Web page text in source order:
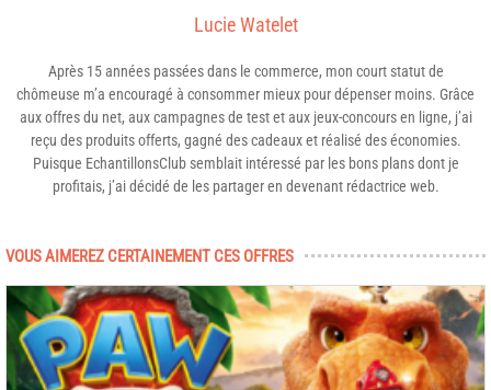
Lucie Watelet
Après 15 années passées dans le commerce, mon court statut de
chômeuse m’a encouragé à consommer mieux pour dépenser moins. Grâce
aux offres du net, aux campagnes de test et aux jeux-concours en ligne, j’ai
reçu des produits offerts, gagné des cadeaux et réalisé des économies.
Puisque EchantillonsClub semblait intéressé par les bons plans dont je
profitais, j’ai décidé de les partager en devenant rédactrice web.
VOUS AIMEREZ CERTAINEMENT CES OFFRES